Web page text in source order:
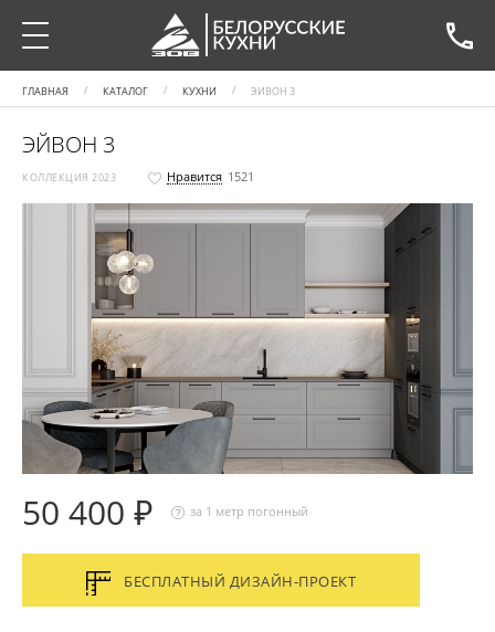
ГЛАВНАЯ КАТАЛОГ КУХНИ ЭЙВОН 3
ЭЙВОН 3
КОЛЛЕКЦИЯ 2023 Нравится 1521
50 400 ₽ за 1 метр погонный
БЕСПЛАТНЫЙ ДИЗАЙН-ПРОЕКТ